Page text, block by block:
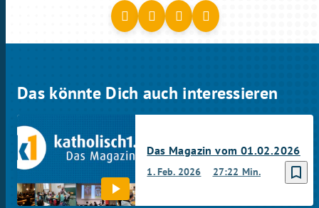
Das könnte Dich auch interessieren
bookmark_border
1. Feb. 2026 27:22 Min.
Das Magazin vom 01.02.2026